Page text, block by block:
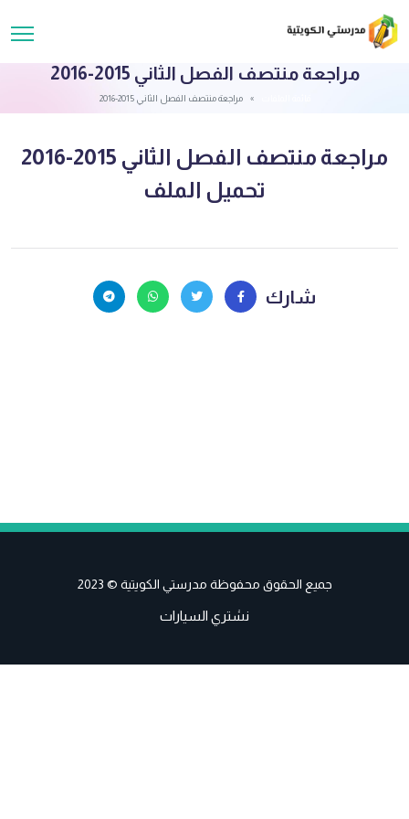
مراجعة منتصف الفصل الثاني 2015-2016
مراجعة منتصف الفصل الثاني 2015-2016
مراجعة منتصف الفصل الثاني 2015-2016
تحميل الملف
شارك
جميع الحقوق محفوظة مدرستي الكويتية © 2023
نشتري السيارات